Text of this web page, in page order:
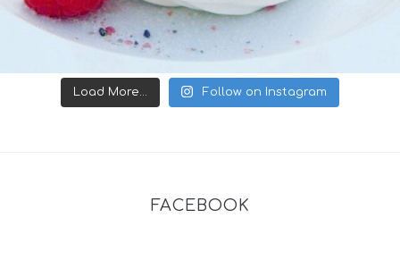
Load More... Follow on Instagram
FACEBOOK